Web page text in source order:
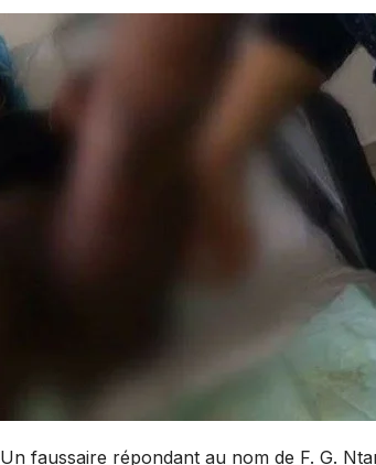
Un faussaire répondant au nom de F. G.